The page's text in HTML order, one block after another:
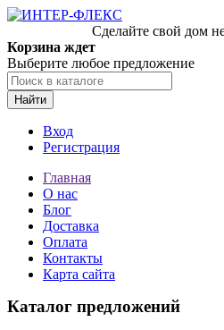
Сделайте свой дом
Корзина ждет
Выберите любое предложение
Найти
Вход
Регистрация
Главная
О нас
Блог
Доставка
Оплата
Контакты
Карта сайта
Каталог предложений